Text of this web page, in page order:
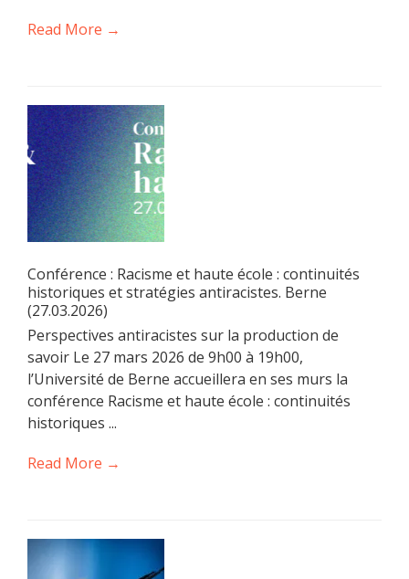
Read More →
Conférence : Racisme et haute école : continuités
historiques et stratégies antiracistes. Berne
(27.03.2026)
Perspectives antiracistes sur la production de
savoir Le 27 mars 2026 de 9h00 à 19h00,
l’Université de Berne accueillera en ses murs la
conférence Racisme et haute école : continuités
historiques ...
Read More →